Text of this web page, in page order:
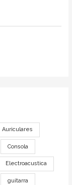
Auriculares
Consola
Electroacustica
guitarra